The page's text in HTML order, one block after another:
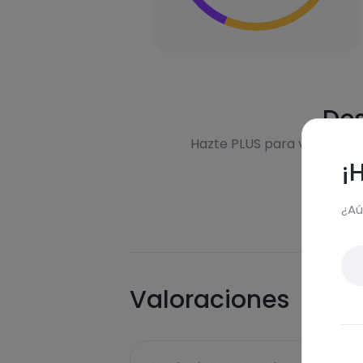
Hazte PLUS para ver la
Valoraciones